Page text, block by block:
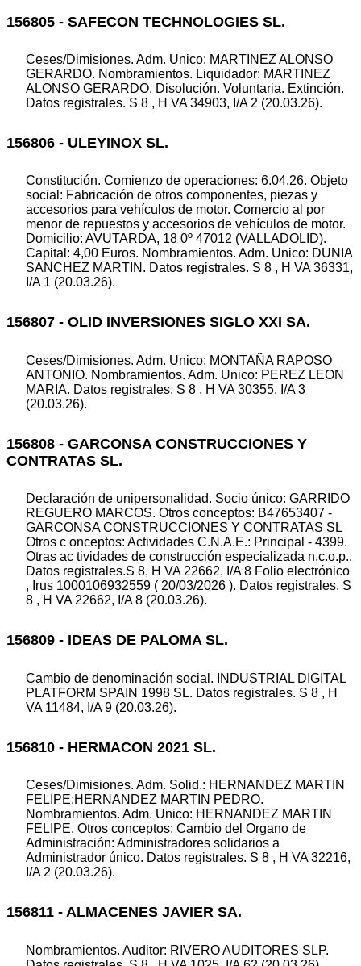
156805 - SAFECON TECHNOLOGIES SL.
Ceses/Dimisiones. Adm. Unico: MARTINEZ ALONSO
GERARDO. Nombramientos. Liquidador: MARTINEZ
ALONSO GERARDO. Disolución. Voluntaria. Extinción.
Datos registrales. S 8 , H VA 34903, I/A 2 (20.03.26).
156806 - ULEYINOX SL.
Constitución. Comienzo de operaciones: 6.04.26. Objeto
social: Fabricación de otros componentes, piezas y
accesorios para vehículos de motor. Comercio al por
menor de repuestos y accesorios de vehículos de motor.
Domicilio: AVUTARDA, 18 0º 47012 (VALLADOLID).
Capital: 4,00 Euros. Nombramientos. Adm. Unico: DUNIA
SANCHEZ MARTIN. Datos registrales. S 8 , H VA 36331,
I/A 1 (20.03.26).
156807 - OLID INVERSIONES SIGLO XXI SA.
Ceses/Dimisiones. Adm. Unico: MONTAÑA RAPOSO
ANTONIO. Nombramientos. Adm. Unico: PEREZ LEON
MARIA. Datos registrales. S 8 , H VA 30355, I/A 3
(20.03.26).
156808 - GARCONSA CONSTRUCCIONES Y
CONTRATAS SL.
Declaración de unipersonalidad. Socio único: GARRIDO
REGUERO MARCOS. Otros conceptos: B47653407 -
GARCONSA CONSTRUCCIONES Y CONTRATAS SL
Otros c onceptos: Actividades C.N.A.E.: Principal - 4399.
Otras ac tividades de construcción especializada n.c.o.p..
Datos registrales.S 8, H VA 22662, I/A 8 Folio electrónico
, Irus 1000106932559 ( 20/03/2026 ). Datos registrales. S
8 , H VA 22662, I/A 8 (20.03.26).
156809 - IDEAS DE PALOMA SL.
Cambio de denominación social. INDUSTRIAL DIGITAL
PLATFORM SPAIN 1998 SL. Datos registrales. S 8 , H
VA 11484, I/A 9 (20.03.26).
156810 - HERMACON 2021 SL.
Ceses/Dimisiones. Adm. Solid.: HERNANDEZ MARTIN
FELIPE;HERNANDEZ MARTIN PEDRO.
Nombramientos. Adm. Unico: HERNANDEZ MARTIN
FELIPE. Otros conceptos: Cambio del Organo de
Administración: Administradores solidarios a
Administrador único. Datos registrales. S 8 , H VA 32216,
I/A 2 (20.03.26).
156811 - ALMACENES JAVIER SA.
Nombramientos. Auditor: RIVERO AUDITORES SLP.